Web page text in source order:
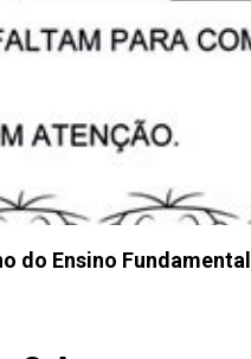
do Ensino